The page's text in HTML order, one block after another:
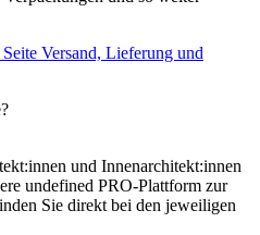
Versand, Lieferung und
und Innenarchitekt:innen
undefined PRO-Plattform zur
Sie direkt bei den jeweiligen